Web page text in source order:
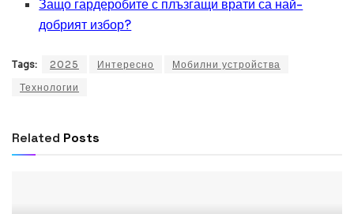
Защо гардеробите с плъзгащи врати са най-
добрият избор?
Tags: 2025 Интересно
Мобилни устройства
Технологии
Related Posts